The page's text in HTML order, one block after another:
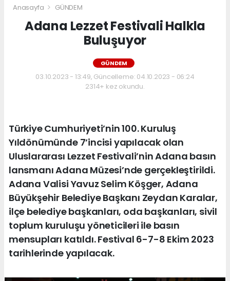
Anasayfa GÜNDEM
Adana Lezzet Festivali Halkla
Buluşuyor
GÜNDEM
03.10.2023 - 13:49, Güncelleme: 04.10.2023 - 06:24
2314+ kez okundu.
Türkiye Cumhuriyeti’nin 100. Kuruluş
Yıldönümünde 7’incisi yapılacak olan
Uluslararası Lezzet Festivali’nin Adana basın
lansmanı Adana Müzesi’nde gerçekleştirildi.
Adana Valisi Yavuz Selim Köşger, Adana
Büyükşehir Belediye Başkanı Zeydan Karalar,
ilçe belediye başkanları, oda başkanları, sivil
toplum kuruluşu yöneticileri ile basın
mensupları katıldı. Festival 6-7-8 Ekim 2023
tarihlerinde yapılacak.